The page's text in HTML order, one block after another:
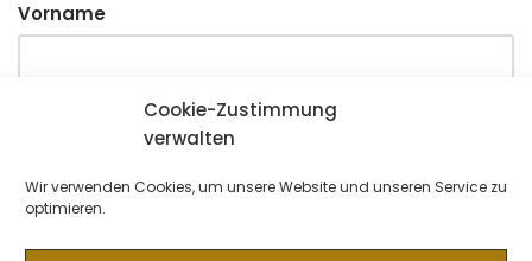
Cookie-Zustimmung
verwalten
Wir verwenden Cookies, um unsere Website und unseren Service zu
optimieren.
Vorname